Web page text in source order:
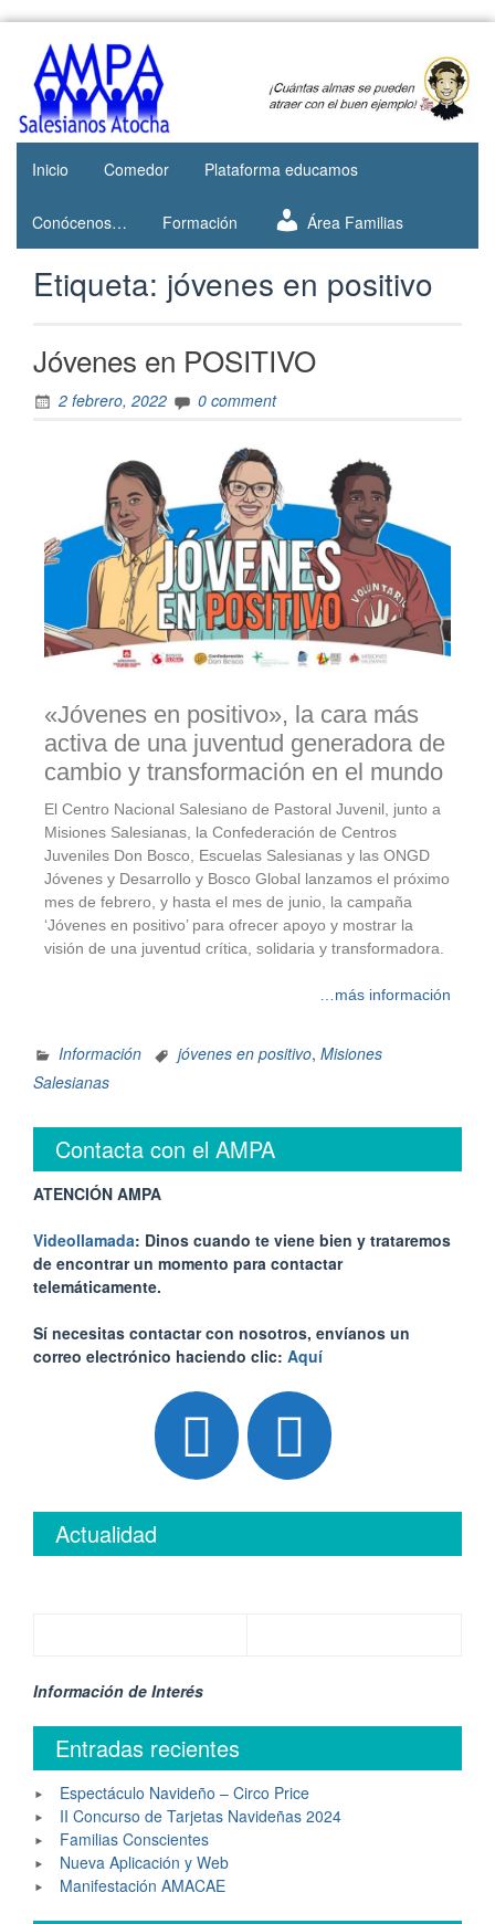
AMPA
Salesianos
Atocha
Web del
AMPA del
Colegio
Salesianos
de Atocha
Inicio
Comedor Plataforma educamos
Conócenos… Formación Área Familias
Etiqueta: jóvenes en positivo
Jóvenes en POSITIVO
2 febrero, 2022 0 comment
«Jóvenes en positivo», la cara más
activa de una juventud generadora de
cambio y transformación en el mundo
El Centro Nacional Salesiano de Pastoral Juvenil, junto a
Misiones Salesianas, la Confederación de Centros
Juveniles Don Bosco, Escuelas Salesianas y las ONGD
Jóvenes y Desarrollo y Bosco Global lanzamos el próximo
mes de febrero, y hasta el mes de junio, la campaña
‘Jóvenes en positivo’ para ofrecer apoyo y mostrar la
visión de una juventud crítica, solidaria y transformadora.
…más información
Información jóvenes en positivo, Misiones
Salesianas
Contacta con el AMPA
ATENCIÓN AMPA
Videollamada: Dinos cuando te viene bien y trataremos
de encontrar un momento para contactar
telemáticamente.
Sí necesitas contactar con nosotros, envíanos un
correo electrónico haciendo clic: Aquí
Actualidad
Información de Interés
Entradas recientes
Espectáculo Navideño – Circo Price
II Concurso de Tarjetas Navideñas 2024
Familias Conscientes
Nueva Aplicación y Web
Manifestación AMACAE